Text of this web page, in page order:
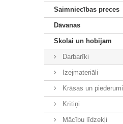
Saimniecības preces
Dāvanas
Skolai un hobijam
Darbarīki
Izejmateriāli
Krāsas un piederumi
Krītiņi
Mācību līdzekļi